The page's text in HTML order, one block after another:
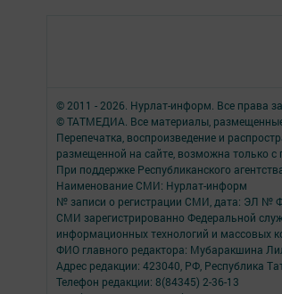
© 2011 - 2026. Нурлат-⁠информ. Все права
© ТАТМЕДИА. Все материалы,
Перепечатка, воспроизведение и
размещенной на сайте, возможна только
При поддержке Республиканского
Наименование СМИ: Нурлат-⁠информ
№ записи о регистрации СМИ, дата: ЭЛ №
СМИ зарегистрированно Федеральной
информационных технологий и массовых
ФИО главного редактора: Мубаракшина
Адрес редакции: 423040, РФ, Республика
Телефон редакции: 8(84345) 2-36-13